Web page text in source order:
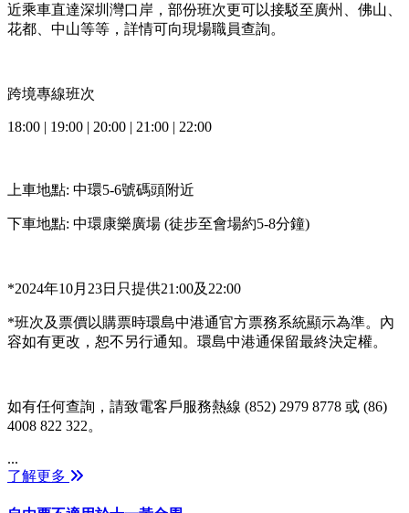
近乘車直達深圳灣口岸，部份班次更可以接駁至廣州、佛山、
花都、中山等等 ，詳情可向現場職員查詢。
跨境專線班次
18:00 | 19:00 | 20:00 | 21:00 | 22:00
上車地點: 中環5-6號碼頭附近
下車地點: 中環康樂廣場 (徒步至會場約5-8分鐘)
*2024年10月 23日只提供21:00及 22:00
*班次及票價以購票時環島中港通官方票務系統顯示為準。內
容如有更改，恕不另行通知。環島中港通保留最終決定權。
如有任何查詢，請致電客戶服務熱線 (852) 2979 8778 或 (86)
4008 822 322。
...
了解更多